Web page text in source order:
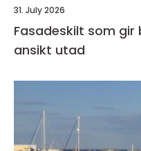
31. July 2026
Fasadeskilt som
ansikt utad